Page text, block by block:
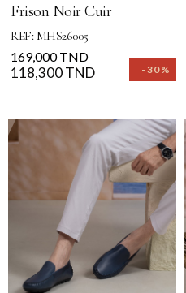
Frison Noir Cuir
REF: MHS26005
-30%
Prix
de
169,000 TNDPrix
118,300 TND